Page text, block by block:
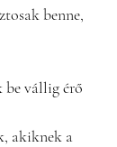
benne,
be vállig érő
akiknek a